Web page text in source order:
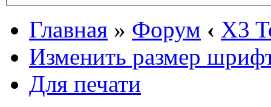
Главная » Форум ‹ X3
Изменить размер
Для печати